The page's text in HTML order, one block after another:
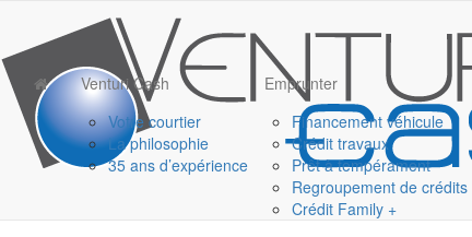
Venturi Cash
Votre courtier
La philosophie
35 ans d’expérience
Emprunter
Financement véhicule
Crédit travaux
Prêt à tempérament
Regroupement de crédits
Crédit Family +